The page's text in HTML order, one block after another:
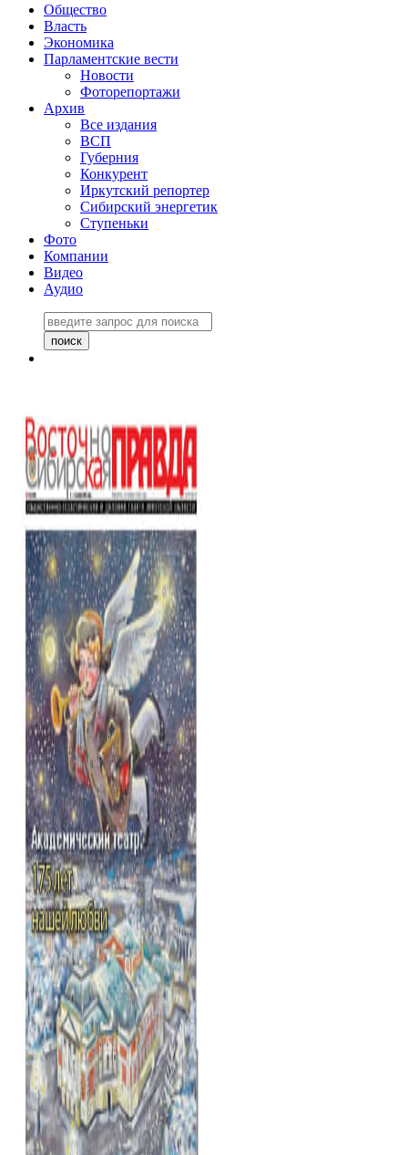
Общество
Власть
Экономика
Парламентские вести
Новости
Фоторепортажи
Архив
Все издания
ВСП
Губерния
Конкурент
Иркутский репортер
Сибирский энергетик
Ступеньки
Фото
Компании
Видео
Аудио